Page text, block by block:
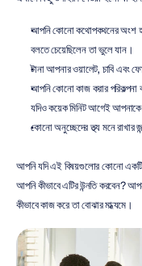
আপনি কোনো কথোপকথনের অংশ
বলতে চেয়েছিলেন তা ভুলে যান।
টানা আপনার ওয়ালেট, চাবি এবং
আপনি কোনো কাজ করার পরিকল্পনা
যদিও কয়েক মিনিট আগেই আপনাকে
কোনো অনুচ্ছেদের তথ্য মনে রাখার
আপনি যদি এই বিষয়গুলোর কোনো একটি
আপনি কীভাবে এটির উন্নতি করবেন?
কীভাবে কাজ করে তা বোঝার মাধ্যমে।